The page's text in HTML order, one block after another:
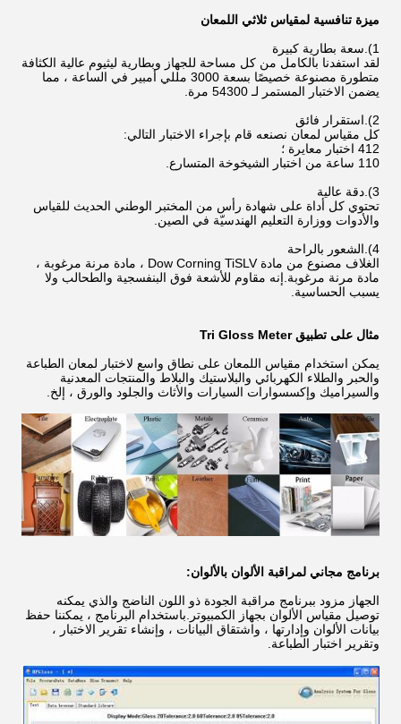
ميزة تنافسية لمقياس ثلاثي اللمعان
1).سعة بطارية كبيرة
لقد استفدنا بالكامل من كل مساحة للجهاز وبطارية ليثيوم عالية الكثافة
متطورة مصنوعة خصيصًا بسعة 3000 مللي أمبير في الساعة ، مما
يضمن الاختبار المستمر لـ 54300 مرة.
2).استقرار فائق
كل مقياس لمعان نصنعه قام بإجراء الاختبار التالي:
412 اختبار معايرة ؛
110 ساعة من اختبار الشيخوخة المتسارع.
3).دقة عالية
تحتوي كل أداة على شهادة رأس من المختبر الوطني الحديث للقياس
والأدوات ووزارة التعليم الهندسيّة في الصين.
4).الشعور بالراحة
الغلاف مصنوع من مادة Dow Corning TiSLV ، مادة مرنة مرغوبة ،
مادة مرنة مرغوبة.إنه مقاوم للأشعة فوق البنفسجية والطحالب ولا
يسبب الحساسية.
مثال على تطبيق Tri Gloss Meter
يمكن استخدام مقياس اللمعان على نطاق واسع لاختبار لمعان الطباعة
والحبر والطلاء الكهربائي والبلاستيك والبلاط والمنتجات المعدنية
والسيراميك وإكسسوارات السيارات والأثاث والجلود والورق ، إلخ.
برنامج مجاني لمراقبة الألوان بالألوان:
الجهاز مزود ببرنامج مراقبة الجودة ذو اللون الناضج والذي يمكنه
توصيل مقياس الألوان بجهاز الكمبيوتر.باستخدام البرنامج ، يمكننا حفظ
بيانات الألوان وإدارتها ، واشتقاق البيانات ، وإنشاء تقرير الاختبار ،
وتقرير اختبار الطباعة.